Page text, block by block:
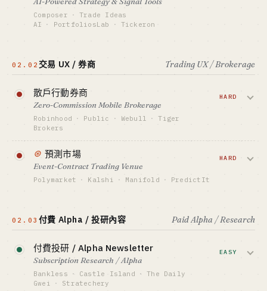
GitHub OSS 引流 + Discord 社群
標竿 · BENCHMARK
Hummingbot · 3Commas ~7 位數月收入
量化交易員 + 工程獨行俠
Wintermute 是 crypto 原生頭部，傳統側
Jane Street 一年淨利 $20B+。
GTM · SALES MOTION
標竿 · BENCHMARK
Wintermute 日交易量 $5B+ · Jane Street
2024 淨利 $20B+
最適合 · BEST FIT
Ex-buyside 量化 only · 個人不可能
Composer ·
Trade Ideas
AI
· PortfoliosLab · Tickeron
在漲，但 SEC 對『自動化投顧』口徑越來
資金底線 · CAPITAL
$200K-2M
GTM · SALES MOTION
FinTwit + YouTube 回測影片
標竿 · BENCHMARK
Composer ~$50M ARR（估）· Trade Ideas 二
十年老牌
查看深度分析 →
02.02 交易 UX / 券商 Trading UX / Brokerage
散戶行動券商
Zero-Commission Mobile Brokerage
Robinhood · Public · Webull ·
Tiger
Brokers
散戶零佣金券商市場對 indie 已經關閉 —
$4M+ 起步資本 + 美國 FINRA / 歐洲
MiFID 牌照打底。亞洲海外華人側 Tiger /
Futu / 長橋 仍在分蛋糕。
$4M+ / 牌照 + 資本充足率
App Store ASO + 開戶獎勵
標竿 · BENCHMARK
上市 · Futu 富途 上市
HARD
⊛ 預測市場
Event-Contract Trading Venue
Polymarket · Kalshi · Manifold · PredictIt
2026 在美國合規化後是新賽道開閘時
資金底線 · CAPITAL
$2M+ / CFTC 牌照
GTM · SALES MOTION
HARD
02.03 付費 Alpha / 投研內容 Paid Alpha / Research
付費投研 / Alpha Newsletter
Subscription Research / Alpha
Bankless · Castle Island ·
The Daily
Gwei
· Stratechery
EASY